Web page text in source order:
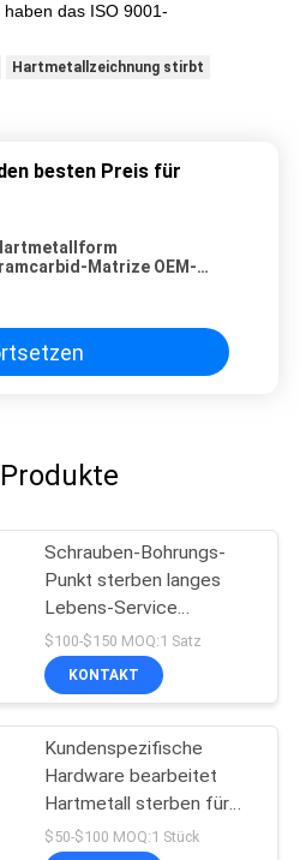
das ISO 9001-
Hartmetallzeichnung stirbt
besten Preis für
Matrize OEM-
Schrauben-Bohrungs-
Punkt sterben langes
Lebens-Service
Höhenflossenstation
schraubt Bohrungs-
Würfel
$100-$150 MOQ:1 Satz
KONTAKT
Kundenspezifische
Hardware bearbeitet
Hartmetall sterben für
Schrauben-Formen
$50-$100 MOQ:1 Stück